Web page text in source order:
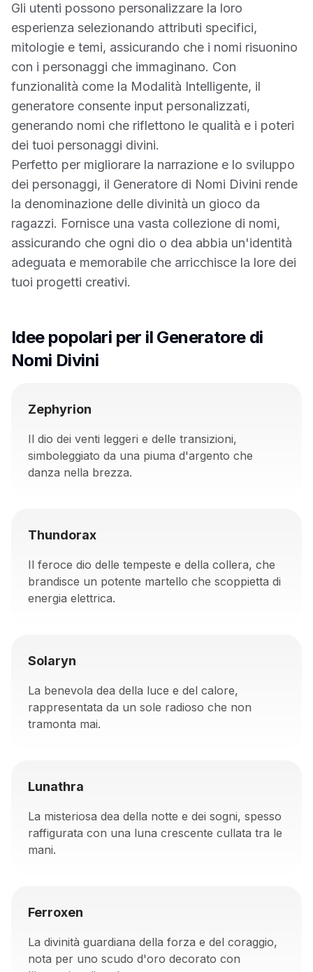
Gli utenti possono personalizzare la loro
esperienza selezionando attributi specifici,
mitologie e temi, assicurando che i nomi risuonino
con i personaggi che immaginano. Con
funzionalità come la Modalità Intelligente, il
generatore consente input personalizzati,
generando nomi che riflettono le qualità e i poteri
dei tuoi personaggi divini.
Perfetto per migliorare la narrazione e lo sviluppo
dei personaggi, il Generatore di Nomi Divini rende
la denominazione delle divinità un gioco da
ragazzi. Fornisce una vasta collezione di nomi,
assicurando che ogni dio o dea abbia un'identità
adeguata e memorabile che arricchisce la lore dei
tuoi progetti creativi.
Idee popolari per il Generatore di
Nomi Divini
Zephyrion
Il dio dei venti leggeri e delle transizioni,
simboleggiato da una piuma d'argento che
danza nella brezza.
Thundorax
Il feroce dio delle tempeste e della collera, che
brandisce un potente martello che scoppietta di
energia elettrica.
Solaryn
La benevola dea della luce e del calore,
rappresentata da un sole radioso che non
tramonta mai.
Lunathra
La misteriosa dea della notte e dei sogni, spesso
raffigurata con una luna crescente cullata tra le
mani.
Ferroxen
La divinità guardiana della forza e del coraggio,
nota per uno scudo d'oro decorato con